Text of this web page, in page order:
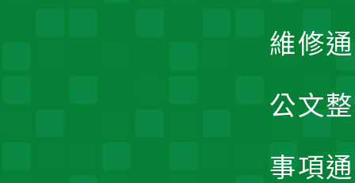
維修
公文
事項